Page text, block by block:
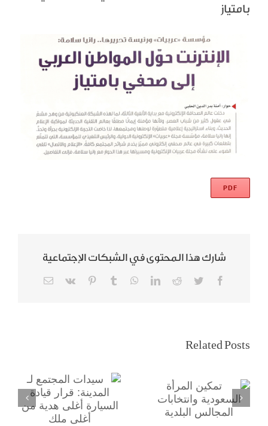
بامتياز
Larger
PDF
شارك هذا المحتوى في الشبكات الإجتماعية
Facebook
Twitter
Reddit
LinkedIn
WhatsApp
Tumblr
Pinterest
Vk
Email
Related Posts
من أغلى ملك
تمكين المرأة
وانتخابات
المجالس البلدية